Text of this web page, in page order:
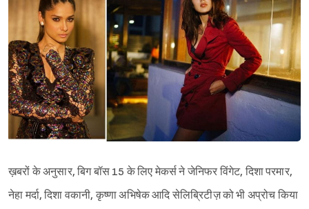
ख़बरों के अनुसार, बिग बॉस 15 के लिए मेकर्स ने जेनिफर विंगेट, दिशा परमार,
नेहा मर्दा, दिशा वकानी, कृष्णा अभिषेक आदि सेलिब्रिटीज़ को भी अप्रोच किया